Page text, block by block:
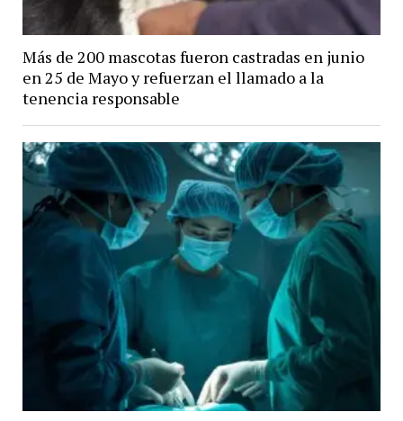
Más de 200 mascotas fueron castradas en junio
en 25 de Mayo y refuerzan el llamado a la
tenencia responsable